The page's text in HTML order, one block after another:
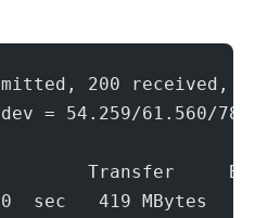
200 received,
= 54.259/61.560/
Transfer
sec   419 MBytes